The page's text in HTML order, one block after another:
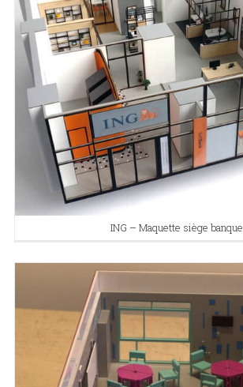
ING – Maquette siège banque